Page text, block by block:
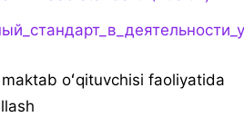
maktab oʻqituvchisi faoliyatida